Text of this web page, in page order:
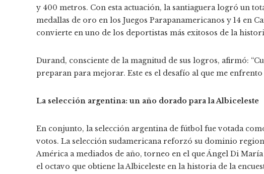
y 400 metros. Con esta actuación, la santiaguera logró un
medallas de oro en los Juegos Parapanamericanos y 14 en
convierte en uno de los deportistas más exitosos de la
Durand, consciente de la magnitud de sus logros, afirmó:
preparan para mejorar. Este es el desafío al que me
La selección argentina: un año dorado para la Albiceleste
En conjunto, la selección argentina de fútbol fue votada
votos. La selección sudamericana reforzó su dominio
América a mediados de año, torneo en el que Ángel Di
el octavo que obtiene la Albiceleste en la historia de la